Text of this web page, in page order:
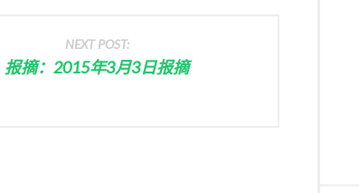
NEXT POST:
报摘：2015年3月3日报摘